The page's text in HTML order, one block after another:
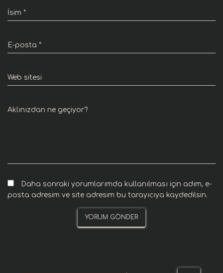
İsim *
E-posta *
Web sitesi
Aklınızdan ne geçiyor?
Daha sonraki yorumlarımda kullanılması için adım, e-
posta adresim ve site adresim bu tarayıcıya kaydedilsin.